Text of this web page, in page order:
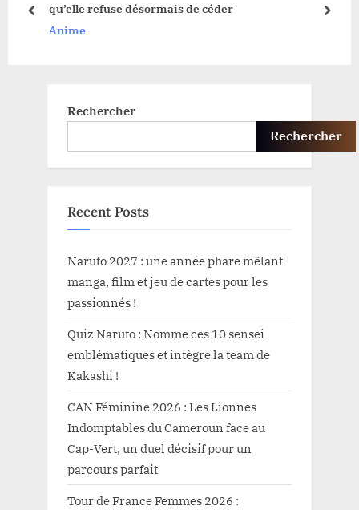
s
qu’elle refuse désormais de céder
Anime
prev next
Rechercher
Rechercher
Recent Posts
Naruto 2027 : une année phare mêlant
manga, film et jeu de cartes pour les
passionnés !
Quiz Naruto : Nomme ces 10 sensei
emblématiques et intègre la team de
Kakashi !
CAN Féminine 2026 : Les Lionnes
Indomptables du Cameroun face au
Cap-Vert, un duel décisif pour un
parcours parfait
Tour de France Femmes 2026 :